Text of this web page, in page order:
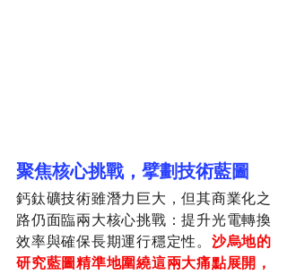
聚焦核心挑戰，擘劃技術藍圖
鈣鈦礦技術雖潛力巨大，但其商業化之
路仍面臨兩大核心挑戰：提升光電轉換
效率與確保長期運行穩定性。 沙烏地的
研究藍圖精準地圍繞這兩大痛點展開，